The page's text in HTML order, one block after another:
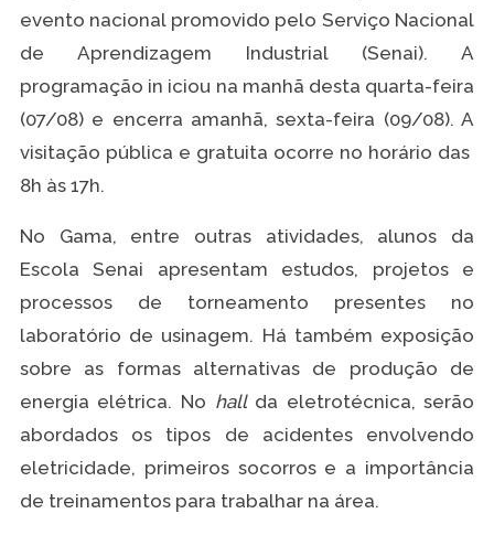
evento nacional promovido pelo Serviço Nacional
de Aprendizagem Industrial (Senai). A
programação in iciou na manhã desta quarta-feira
(07/08) e encerra amanhã, sexta-feira (09/08). A
visitação pública e gratuita ocorre no horário das
8h às 17h.
No Gama, entre outras atividades, alunos da
Escola Senai apresentam estudos, projetos e
processos de torneamento presentes no
laboratório de usinagem. Há também exposição
sobre as formas alternativas de produção de
energia elétrica. No hallda eletrotécnica, serão
abordados os tipos de acidentes envolvendo
eletricidade, primeiros socorros e a importância
de treinamentos para trabalhar na área.